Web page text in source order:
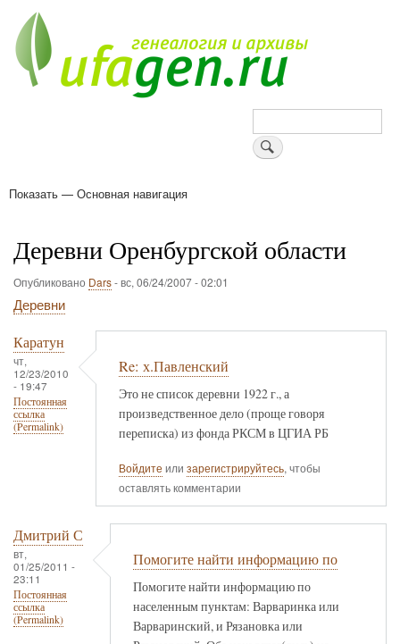
основному
содержанию
Поиск
Основная
Показать — Основная навигация
Деревни Оренбургской области
Опубликовано Dars-вс, 06/24/2007 - 02:01
Деревни
Каратун
чт,
12/23/2010
- 19:47
Постоянная
ссылка
(Permalink)
Re: х.Павленский
Это не список деревни 1922 г., а
произведственное дело (проще говоря
переписка) из фонда РКСМ в ЦГИА РБ
Войдите или зарегистрируйтесь, чтобы
оставлять комментарии
Дмитрий С
вт,
01/25/2011 -
23:11
Постоянная
ссылка
(Permalink)
Помогите найти информацию по
Помогите найти информацию по
населенным пунктам: Варваринка или
Варваринский, и Рязановка или